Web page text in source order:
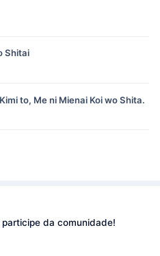
Shitai
to, Me ni Mienai Koi wo Shita.
da comunidade!